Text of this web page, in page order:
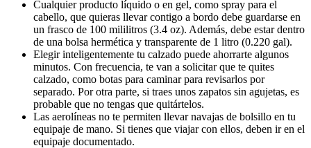
Cualquier producto líquido o en gel, como spray para el
cabello, que quieras llevar contigo a bordo debe guardarse en
un frasco de 100 mililitros (3.4 oz). Además, debe estar dentro
de una bolsa hermética y transparente de 1 litro (0.220 gal).
Elegir inteligentemente tu calzado puede ahorrarte algunos
minutos. Con frecuencia, te van a solicitar que te quites
calzado, como botas para caminar para revisarlos por
separado. Por otra parte, si traes unos zapatos sin agujetas, es
probable que no tengas que quitártelos.
Las aerolíneas no te permiten llevar navajas de bolsillo en tu
equipaje de mano. Si tienes que viajar con ellos, deben ir en el
equipaje documentado.